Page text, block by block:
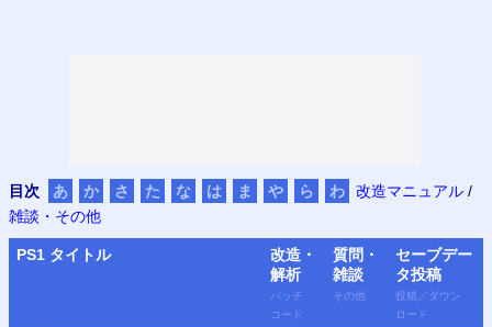
目次 あ か さ た な は ま や ら わ 改造マニュアル /
雑談・その他
PS1 タイトル
改造・
解析
パッチ
コード
質問・
雑談
その他
セーブデー
タ投稿
投稿 ／ ダウン
ロード